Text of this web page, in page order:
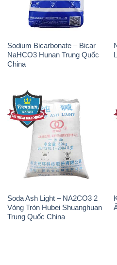
Soda Ash Light – NA2CO3 2
Vòng Tròn Hubei Shuanghuan
Trung Quốc China